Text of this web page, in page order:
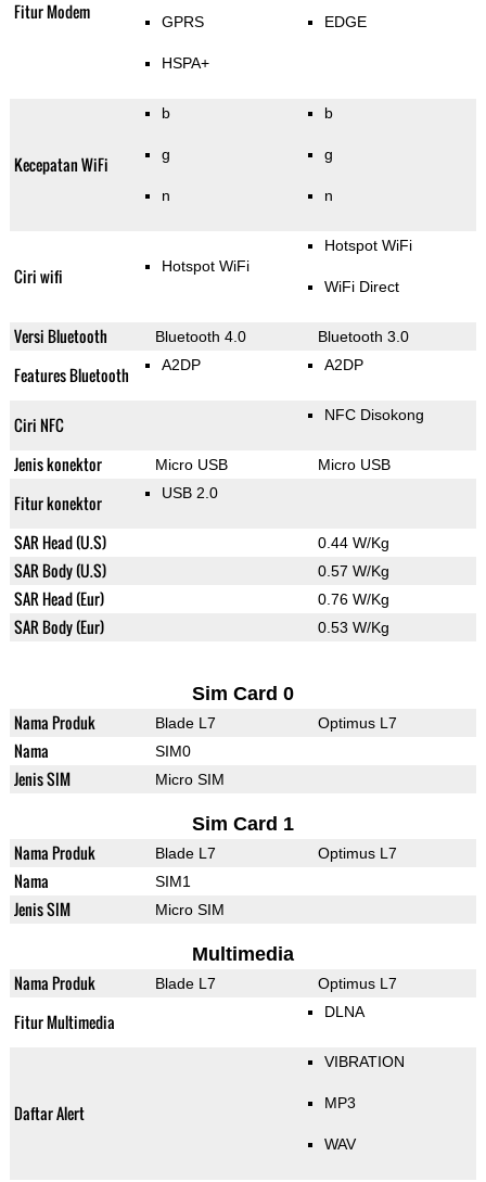
Fitur Modem GPRS
HSPA+
EDGE
Kecepatan WiFi
b
g
n
b
g
n
Ciri wifi Hotspot WiFi
Hotspot WiFi
WiFi Direct
Versi Bluetooth Bluetooth 4.0 Bluetooth 3.0
Features Bluetooth A2DP A2DP
Ciri NFC NFC Disokong
Jenis konektor Micro USB Micro USB
Fitur konektor USB 2.0
SAR Head (U.S) 0.44 W/Kg
SAR Body (U.S) 0.57 W/Kg
SAR Head (Eur) 0.76 W/Kg
SAR Body (Eur) 0.53 W/Kg
Sim Card 0
Nama Produk Blade L7 Optimus L7
Nama SIM0
Jenis SIM Micro SIM
Sim Card 1
Nama Produk Blade L7 Optimus L7
Nama SIM1
Jenis SIM Micro SIM
Multimedia
Nama Produk Blade L7 Optimus L7
Fitur Multimedia DLNA
Daftar Alert
VIBRATION
MP3
WAV